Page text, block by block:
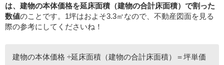
は、建物の本体価格を延床面積（建物の合計床面積）で割った
数値のことです。1坪はおよそ3.3㎡なので、不動産図面を見る
際の参考にしてくださいね！
建物の本体価格 ÷延床面積（建物の合計床面積）＝坪単価